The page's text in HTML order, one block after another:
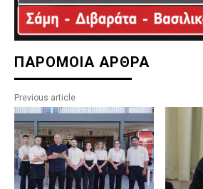
ΠΑΡΟΜΟΙΑ ΑΡΘΡΑ
Previous article